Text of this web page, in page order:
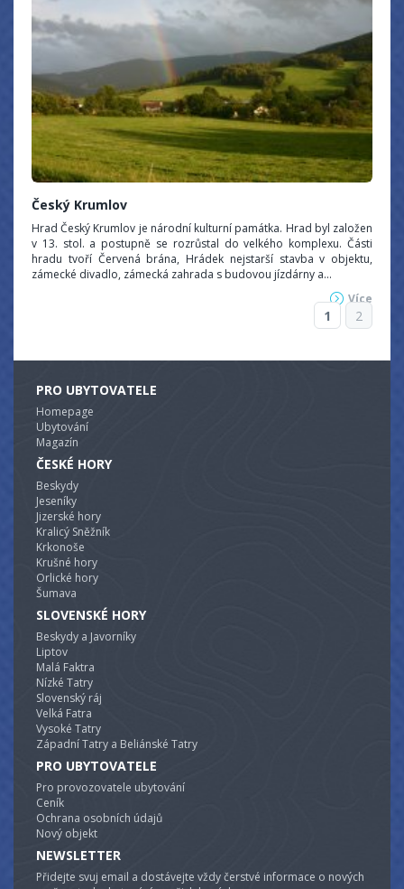
Český Krumlov
Hrad Český Krumlov je národní kulturní památka. Hrad byl založen
v 13. stol. a postupně se rozrůstal do velkého komplexu. Části
hradu tvoří Červená brána, Hrádek nejstarší stavba v objektu,
zámecké divadlo, zámecká zahrada s budovou jízdárny a...
Více
1 2
PRO UBYTOVATELE
Homepage
Ubytování
Magazín
ČESKÉ HORY
Beskydy
Jeseníky
Jizerské hory
Kralicý Sněžník
Krkonoše
Krušné hory
Orlické hory
Šumava
SLOVENSKÉ HORY
Beskydy a Javorníky
Liptov
Malá Faktra
Nízké Tatry
Slovenský ráj
Velká Fatra
Vysoké Tatry
Západní Tatry a Beliánské Tatry
PRO UBYTOVATELE
Pro provozovatele ubytování
Ceník
Ochrana osobních údajů
Nový objekt
NEWSLETTER
Přidejte svuj email a dostávejte vždy čerstvé informace o nových